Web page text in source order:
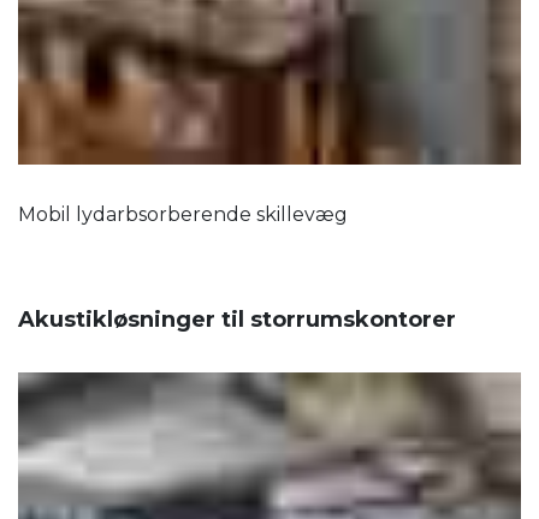
Mobil lydarbsorberende skillevæg
Akustikløsninger til storrumskontorer